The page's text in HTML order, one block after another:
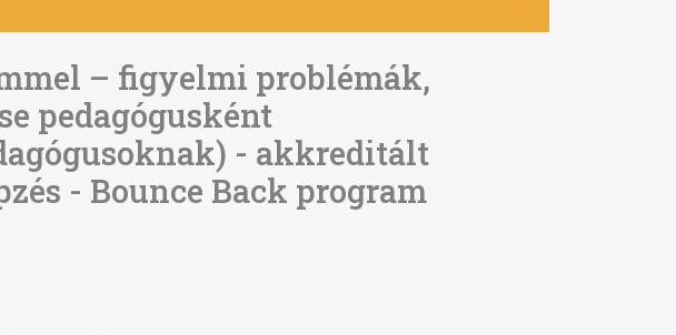
– figyelmi problémák,
pedagógusként
- akkreditált
- Bounce Back program